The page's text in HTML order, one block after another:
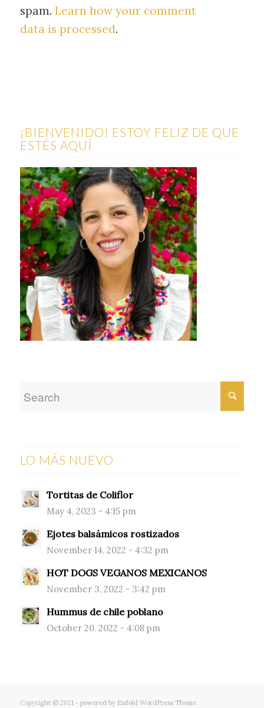
spam. Learn how your comment
data is processed.
¡BIENVENIDO! ESTOY FELIZ DE QUE
ESTÉS AQUÍ
LO MÁS NUEVO
Tortitas de Coliflor
May 4, 2023 - 4:15 pm
Ejotes balsámicos rostizados
November 14, 2022 - 4:32 pm
HOT DOGS VEGANOS MEXICANOS
November 3, 2022 - 3:42 pm
Hummus de chile poblano
October 20, 2022 - 4:08 pm
Copyright © 2021 - powered by Enfold WordPress Theme